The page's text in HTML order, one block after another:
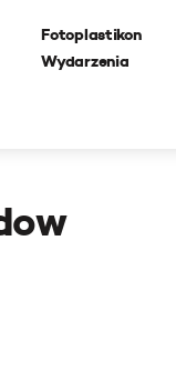
Fotoplastikon
Wydarzenia